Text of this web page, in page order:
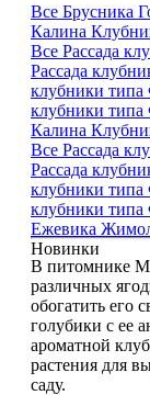
Все Брусника
Калина
Все Рассада
Рассада
клубники типа
клубники типа
Калина
Все Рассада
Рассада
клубники типа
клубники типа
Ежевика
Новинки
В питомнике
различных
обогатить его
голубики с ее
ароматной
растения для
саду.